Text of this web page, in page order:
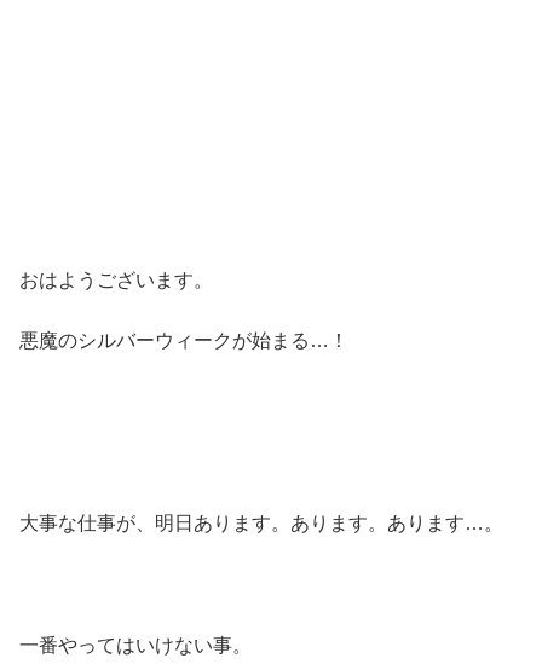
おはようございます。
悪魔のシルバーウィークが始まる…！
大事な仕事が、明日あります。あります。あります…。
一番やってはいけない事。